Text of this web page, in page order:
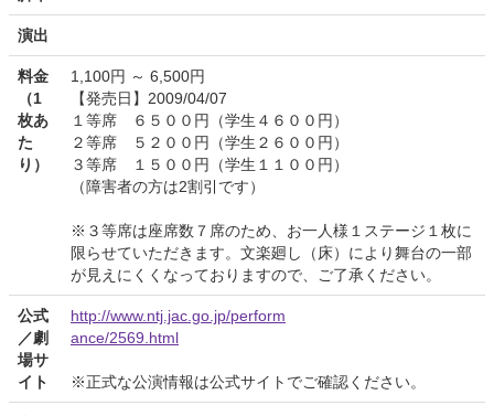
演出
料金
（1
枚あ
た
り）
1,100円 ～ 6,500円
【発売日】2009/04/07
１等席 ６５００円（学生４６００円）
２等席 ５２００円（学生２６００円）
３等席 １５００円（学生１１００円）
（障害者の方は2割引です）
※３等席は座席数７席のため、お一人様１ステージ１枚に
限らせていただきます。文楽廻し（床）により舞台の一部
が見えにくくなっておりますので、ご了承ください。
公式
／劇
場サ
イト
http://www.ntj.jac.go.jp/perform
ance/2569.html
※正式な公演情報は公式サイトでご確認ください。